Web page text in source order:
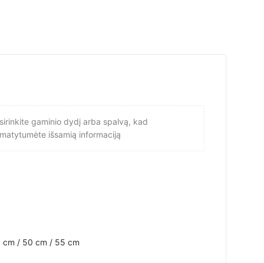
gaminio dydį arba spalvą, kad
išsamią informaciją
/ 50 cm / 55 cm